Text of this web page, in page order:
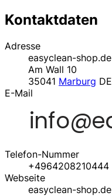
Kontaktdaten
Adresse
easyclean-shop.de
Am Wall 10
35041 Marburg DE
E-Mail
Telefon-Nummer
+4964208210444
Webseite
easyclean-shop.de